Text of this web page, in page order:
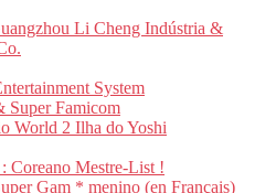
Li Cheng Indústria &
System
Super Famicom
World 2 Ilha do Yoshi
Coreano Mestre-List !
Gam * menino (en Français)